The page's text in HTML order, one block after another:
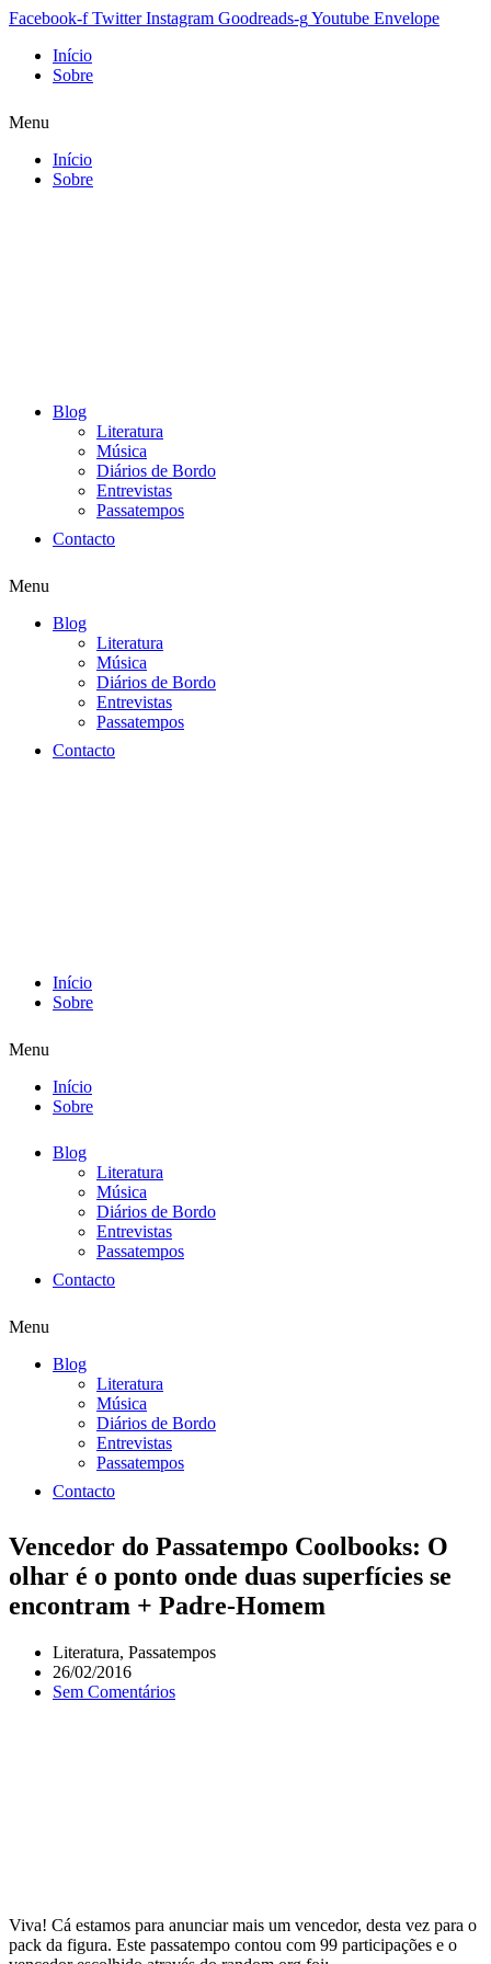
Facebook-f Twitter Instagram Goodreads-gYoutube Envelope
Início
Sobre
Menu
Início
Sobre
Blog
Literatura
Música
Diários de Bordo
Entrevistas
Passatempos
Contacto
Menu
Blog
Literatura
Música
Diários de Bordo
Entrevistas
Passatempos
Contacto
Início
Sobre
Menu
Início
Sobre
Blog
Literatura
Música
Diários de Bordo
Entrevistas
Passatempos
Contacto
Menu
Blog
Literatura
Música
Diários de Bordo
Entrevistas
Passatempos
Contacto
Vencedor do Passatempo Coolbooks: O
olhar é o ponto onde duas superfícies se
encontram + Padre-Homem
Literatura, Passatempos
26/02/2016
Sem Comentários
Viva! Cá estamos para anunciar mais um vencedor, desta vez para o
pack da figura. Este passatempo contou com 99 participações e o